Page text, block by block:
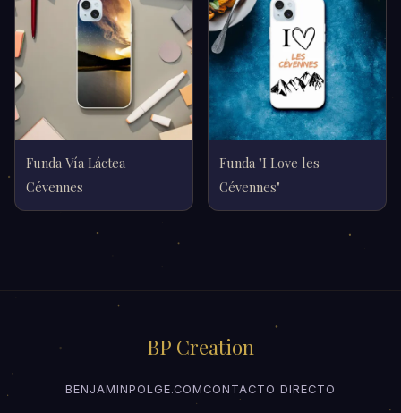
Funda Vía Láctea
Cévennes
Funda "I Love les
Cévennes"
BP Creation
BENJAMINPOLGE.COM CONTACTO DIRECTO